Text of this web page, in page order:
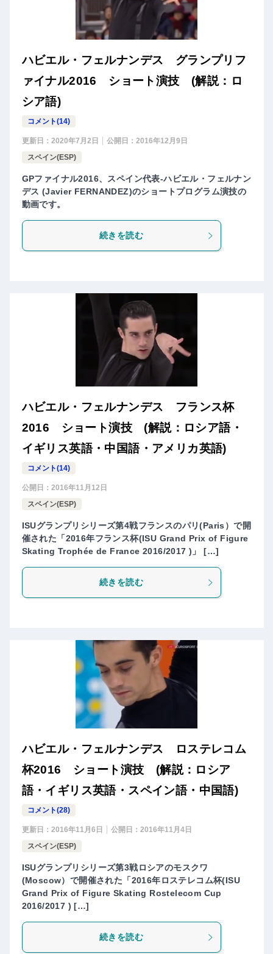
ハビエル・フェルナンデス グランプリフ
ァイナル2016 ショート演技 (解説：ロ
シア語)
コメント(14)
更新日： 2020年7月2日 公開日： 2016年12月9日
スペイン(ESP)
GPファイナル2016、スペイン代表-ハビエル・フェルナン
デス (Javier FERNANDEZ)のショートプログラム演技の
動画です。
続きを読む
ハビエル・フェルナンデス フランス杯
2016 ショート演技 (解説：ロシア語・
イギリス英語・中国語・アメリカ英語)
コメント(14)
公開日： 2016年11月12日
スペイン(ESP)
ISUグランプリシリーズ第4戦フランスのパリ(Paris）で開
催された「2016年フランス杯(ISU Grand Prix of Figure
Skating Trophée de France 2016/2017 )」 […]
続きを読む
ハビエル・フェルナンデス ロステレコム
杯2016 ショート演技 (解説：ロシア
語・イギリス英語・スペイン語・中国語)
コメント(28)
更新日： 2016年11月6日 公開日： 2016年11月4日
スペイン(ESP)
ISUグランプリシリーズ第3戦ロシアのモスクワ
(Moscow）で開催された「2016年ロステレコム杯(ISU
Grand Prix of Figure Skating Rostelecom Cup
2016/2017 ) […]
続きを読む